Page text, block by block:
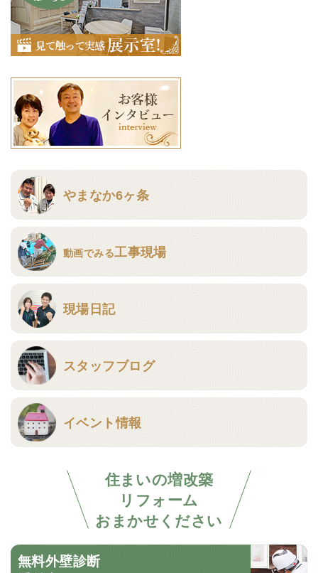
やまなか6ヶ条
動画でみる工事現場
現場日記
スタッフブログ
イベント情報
住まいの増改築
リフォーム
おまかせください
無料外壁診断